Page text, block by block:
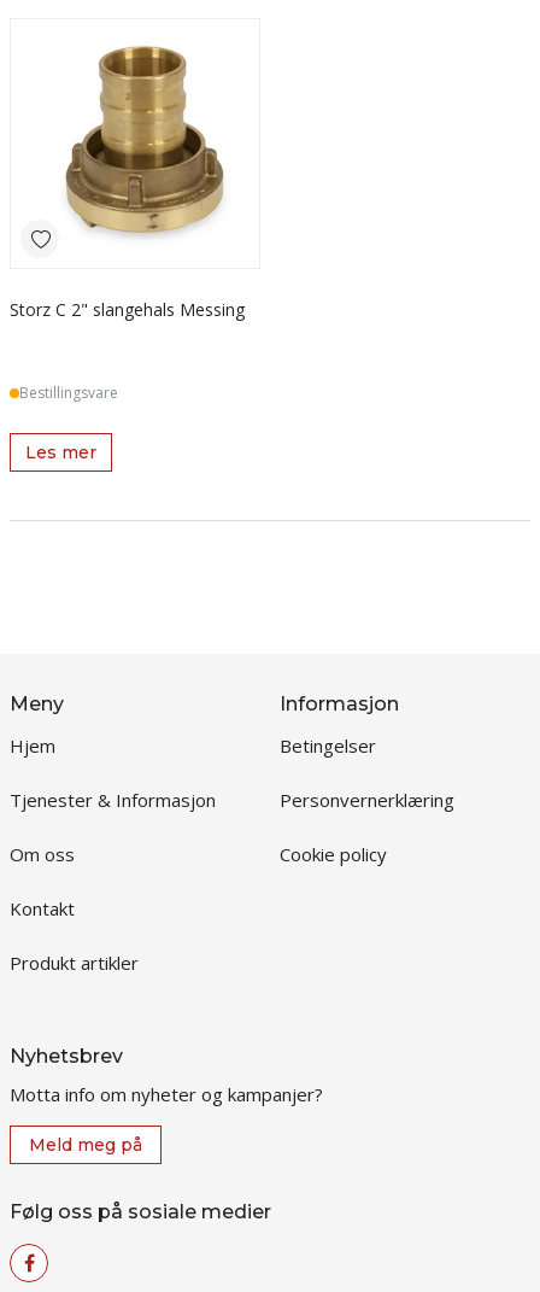
Storz C 2" slangehals Messing
Bestillingsvare
Les mer
Meny
Hjem
Tjenester & Informasjon
Om oss
Kontakt
Produkt artikler
Informasjon
Betingelser
Personvernerklæring
Cookie policy
Nyhetsbrev
Motta info om nyheter og kampanjer?
Meld meg på
Følg oss på sosiale medier